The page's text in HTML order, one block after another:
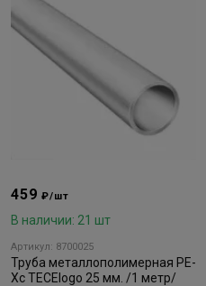
459₽/шт
В наличии: 21 шт
Артикул: 8700025
Труба металлополимерная PE-
Xc TECElogo 25 мм. /1 метр/